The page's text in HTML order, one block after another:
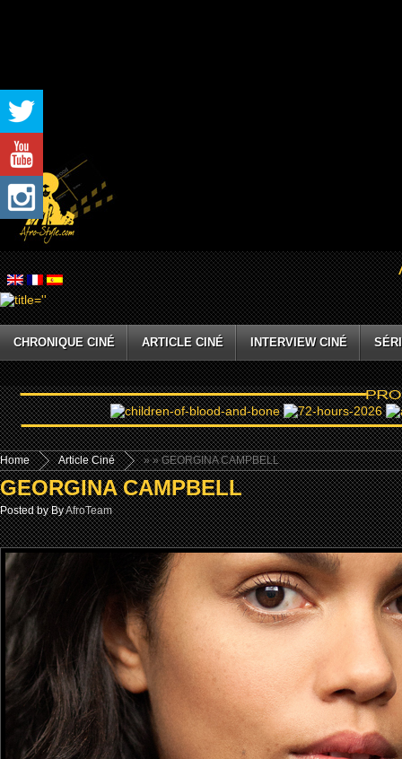
CHRONIQUE CINÉ ARTICLE CINÉ INTERVIEW CINÉ
Home »
Article Ciné » GEORGINA CAMPBELL
GEORGINA CAMPBELL
Posted by ByAfroTeam